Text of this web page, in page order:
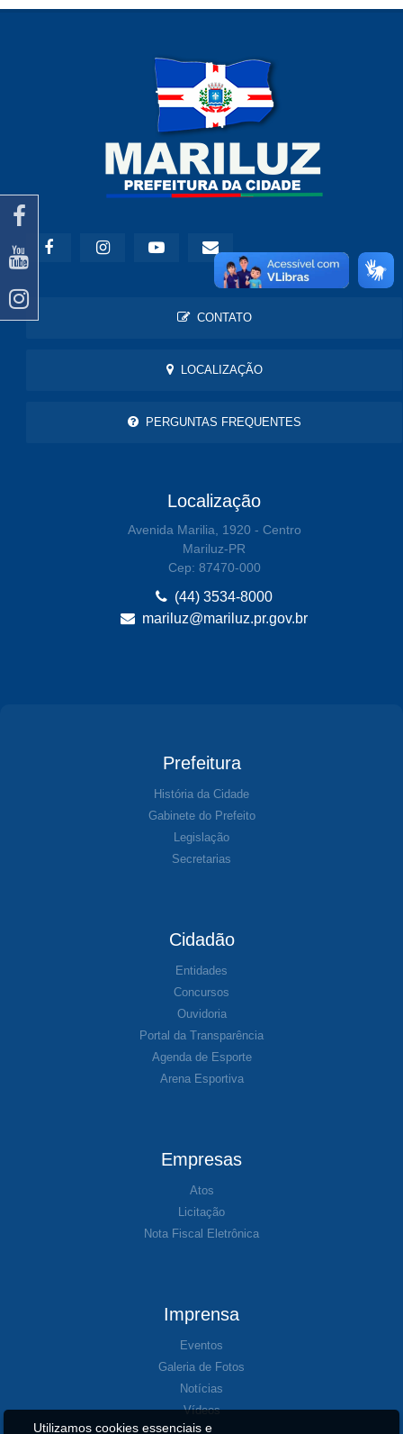
CONTATO
LOCALIZAÇÃO
PERGUNTAS FREQUENTES
Localização
Avenida Marilia, 1920 - Centro
Mariluz-PR
Cep: 87470-000
(44) 3534-8000
mariluz@mariluz.pr.gov.br
Prefeitura
História da Cidade
Gabinete do Prefeito
Legislação
Secretarias
Cidadão
Entidades
Concursos
Ouvidoria
Portal da Transparência
Agenda de Esporte
Arena Esportiva
Empresas
Atos
Licitação
Nota Fiscal Eletrônica
Imprensa
Eventos
Galeria de Fotos
Notícias
Vídeos
Utilizamos cookies essenciais e